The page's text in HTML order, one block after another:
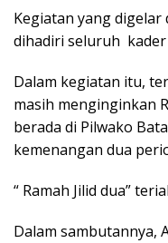
Kegiatan yang
dihadiri seluruh kader
Dalam kegiatan itu,
masih menginginkan
berada di Pilwako
kemenangan dua
“ Ramah Jilid dua”
Dalam sambutannya,